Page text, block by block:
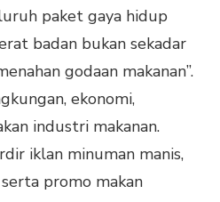
paket gaya hidup
badan bukan sekadar
godaan makanan”.
ekonomi,
industri makanan.
iklan minuman manis,
promo makan